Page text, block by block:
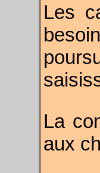
Les
La
aux